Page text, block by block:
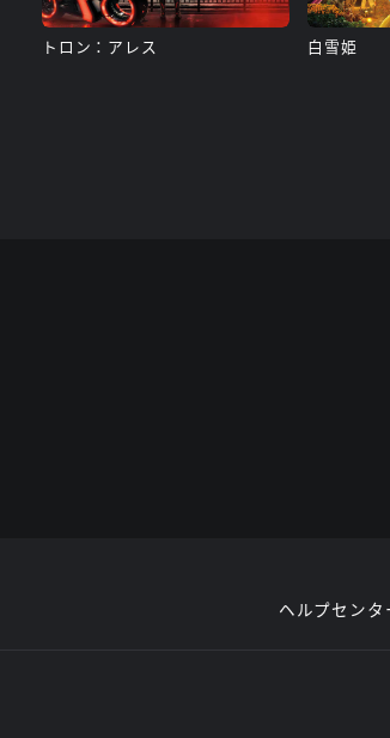
トロン：アレス 白雪姫
ヘルプセンタ